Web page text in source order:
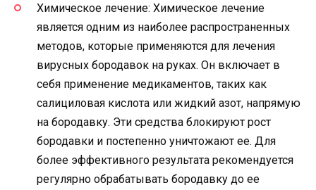
Химическое лечение: Химическое лечение
является одним из наиболее распространенных
методов, которые применяются для лечения
вирусных бородавок на руках. Он включает в
себя применение медикаментов, таких как
салициловая кислота или жидкий азот, напрямую
на бородавку. Эти средства блокируют рост
бородавки и постепенно уничтожают ее. Для
более эффективного результата рекомендуется
регулярно обрабатывать бородавку до ее